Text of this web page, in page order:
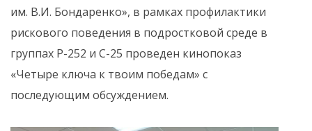
им. В.И. Бондаренко», в рамках профилактики
рискового поведения в подростковой среде в
группах Р-252 и С-25 проведен кинопоказ
«Четыре ключа к твоим победам» с
последующим обсуждением.